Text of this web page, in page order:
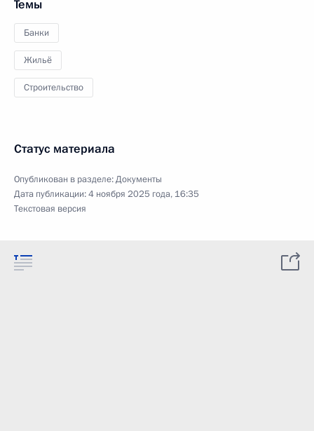
Темы
Банки
Жильё
Строительство
Статус материала
Опубликован в разделе:Документы
Дата публикации:4 ноября 2025 года, 16:35
Текстовая версия